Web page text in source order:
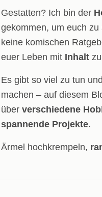
Gestatten? Ich bin der
gekommen, um euch
keine komischen
euer Leben mit Inhalt
Es gibt so viel zu tun
machen – auf diesem
über verschiedene
spannende Projekte.
Ärmel hochkrempeln,